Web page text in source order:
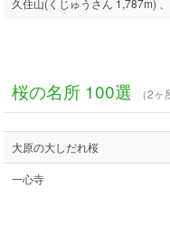
桜の名所 100選 （2ヶ
大原の大しだれ桜
一心寺